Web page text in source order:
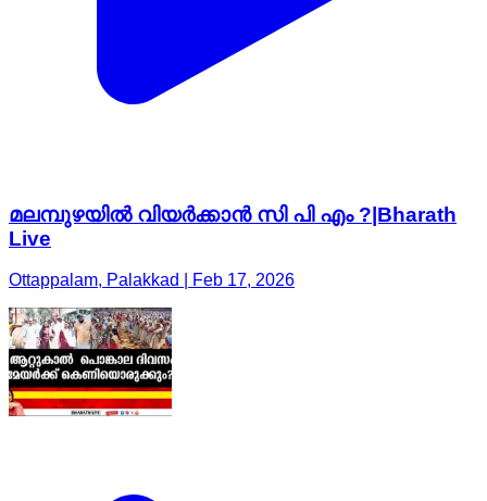
മലമ്പുഴയിൽ വിയർക്കാൻ സി പി എം ?|Bharath
Live
Ottappalam, Palakkad | Feb 17, 2026